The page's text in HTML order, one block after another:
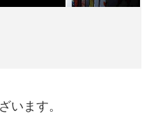
います。